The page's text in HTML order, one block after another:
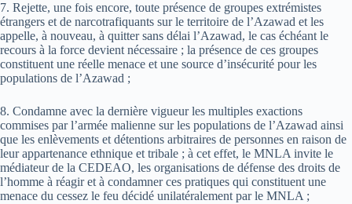
7. Rejette, une fois encore, toute présence de groupes extrémistes
étrangers et de narcotrafiquants sur le territoire de l’Azawad et les
appelle, à nouveau, à quitter sans délai l’Azawad, le cas échéant le
recours à la force devient nécessaire ; la présence de ces groupes
constituent une réelle menace et une source d’insécurité pour les
populations de l’Azawad ;
8. Condamne avec la dernière vigueur les multiples exactions
commises par l’armée malienne sur les populations de l’Azawad ainsi
que les enlèvements et détentions arbitraires de personnes en raison de
leur appartenance ethnique et tribale ; à cet effet, le MNLA invite le
médiateur de la CEDEAO, les organisations de défense des droits de
l’homme à réagir et à condamner ces pratiques qui constituent une
menace du cessez le feu décidé unilatéralement par le MNLA ;